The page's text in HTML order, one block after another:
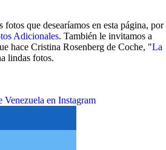
fotos que desearíamos en esta página, por
Adicionales. También le invitamos a
hace Cristina Rosenberg de Coche, "La
lindas fotos.
Venezuela en Instagram